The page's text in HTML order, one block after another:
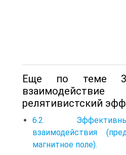
Еще по теме
релятивистский
6.2.
взаимодействия
магнитное поле).